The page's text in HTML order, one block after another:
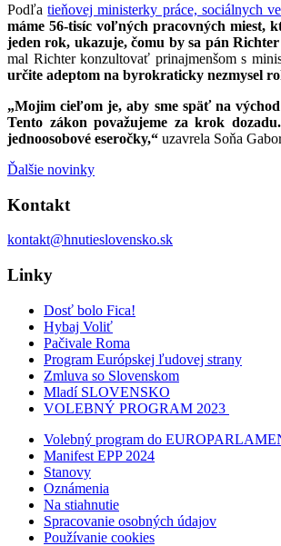
Podľatieňovej ministerky práce, sociálnych
máme 56-tisíc voľných pracovných miest,
jeden rok, ukazuje, čomu by sa pán
mal Richter konzultovať prinajmenšom s
určite adeptom na byrokraticky nezmysel
„Mojim cieľom je, aby sme späť na
Tento zákon považujeme za krok
jednoosobové eseročky,“ uzavrela Soňa
Ďalšie novinky
Kontakt
kontakt@hnutieslovensko.sk
Linky
Dosť bolo Fica!
Hybaj Voliť
Pačivale Roma
Program Európskej ľudovej strany
Zmluva so Slovenskom
Mladí SLOVENSKO
VOLEBNÝ PROGRAM 2023
Volebný program do
Manifest EPP 2024
Stanovy
Oznámenia
Na stiahnutie
Spracovanie osobných údajov
Používanie cookies